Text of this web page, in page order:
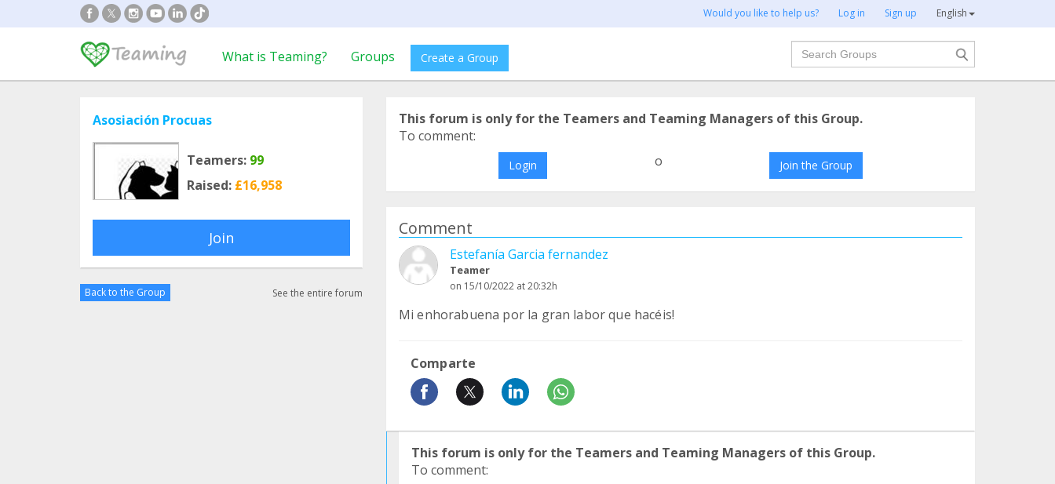
Would you like to help us? Log in Sign up English
What is Teaming? Groups Create a Group
Search
Asosiación Procuas
Teamers: 99
Raised: £16,958
Join
Back to the Group See the entire forum
This forum is only for the Teamers and Teaming Managers of this Group.
To comment:
Login o Join the Group
Comment
Estefanía Garcia fernandez
Teamer
on 15/10/2022 at 20:32h
Mi enhorabuena por la gran labor que hacéis!
Comparte
This forum is only for the Teamers and Teaming Managers of this Group.
To comment: